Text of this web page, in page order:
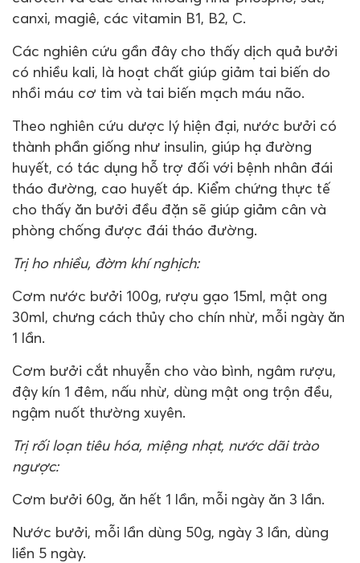
canxi, magiê, các vitamin B1, B2, C.
Các nghiên cứu gần đây cho thấy dịch quả bưởi
có nhiều kali, là hoạt chất giúp giảm tai biến do
nhồi máu cơ tim và tai biến mạch máu não.
Theo nghiên cứu dược lý hiện đại, nước bưởi có
thành phần giống như insulin, giúp hạ đường
huyết, có tác dụng hỗ trợ đối với bệnh nhân đái
tháo đường, cao huyết áp. Kiểm chứng thực tế
cho thấy ăn bưởi đều đặn sẽ giúp giảm cân và
phòng chống được đái tháo đường.
Trị ho nhiều, đờm khí nghịch:
Cơm nước bưởi 100g, rượu gạo 15ml, mật ong
30ml, chưng cách thủy cho chín nhừ, mỗi ngày ăn
1 lần.
Cơm bưởi cắt nhuyễn cho vào bình, ngâm rượu,
đậy kín 1 đêm, nấu nhừ, dùng mật ong trộn đều,
ngậm nuốt thường xuyên.
Trị rối loạn tiêu hóa, miệng nhạt, nước dãi trào
ngược:
Cơm bưởi 60g, ăn hết 1 lần, mỗi ngày ăn 3 lần.
Nước bưởi, mỗi lần dùng 50g, ngày 3 lần, dùng
liền 5 ngày.